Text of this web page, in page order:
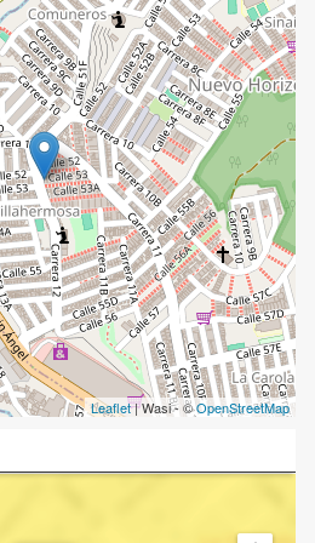
Leaflet| Wasi - ©OpenStreetMap